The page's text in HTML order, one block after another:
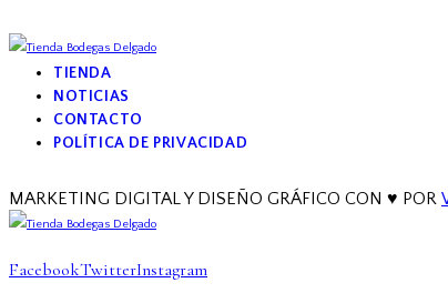
TIENDA
NOTICIAS
CONTACTO
POLÍTICA DE PRIVACIDAD
facebook-
1
twitter-
new
instagram
MARKETING DIGITAL Y DISEÑO GRÁFICO CON ♥ POR
FacebookTwitterInstagram